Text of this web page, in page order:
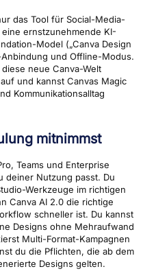
das Tool für Social-Media-
ernstzunehmende KI-
Model („Canva Design
und Offline-Modus.
neue Canva-Welt
und kannst Canvas Magic
Kommunikationsalltag
mitnimmst
Teams und Enterprise
deiner Nutzung passt. Du
Werkzeuge im richtigen
Canva AI 2.0 die richtige
schneller ist. Du kannst
Designs ohne Mehraufwand
Multi-Format-Kampagnen
du die Pflichten, die ab dem
Designs gelten.